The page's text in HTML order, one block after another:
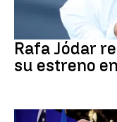
Rafa Jódar
su estreno